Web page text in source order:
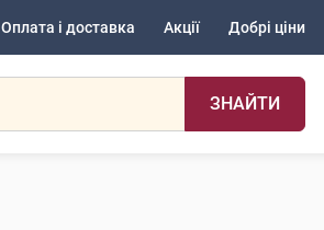
Оплата і доставка Акції Добрі ціни
ЗНАЙТИ